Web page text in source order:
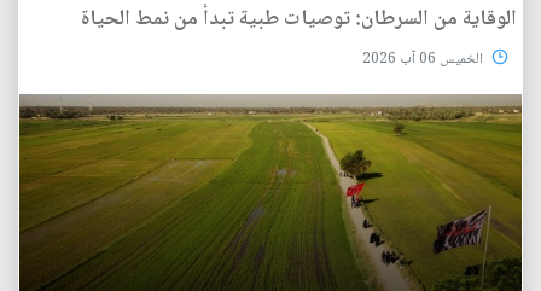
الوقاية من السرطان: توصيات طبية تبدأ من نمط الحياة
الخميس 06 آب 2026